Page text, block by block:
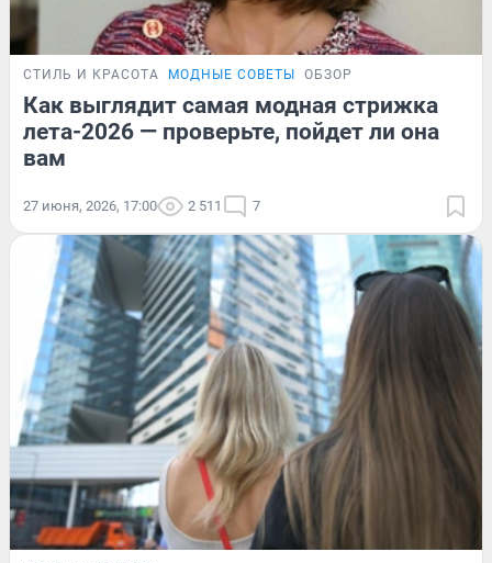
СТИЛЬ И КРАСОТА МОДНЫЕ СОВЕТЫ ОБЗОР
Как выглядит самая модная стрижка
лета-2026 — проверьте, пойдет ли она
вам
27 июня, 2026, 17:00 2 511 7